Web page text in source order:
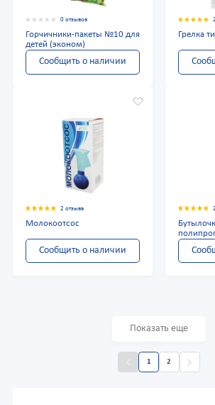
0 отзывов
Горчичники-пакеты №10 для
детей (эконом)
Сообщить о наличии
Грелка
2 отзыва
Молокоотсос
Сообщить о наличии
Показать еще
1 2